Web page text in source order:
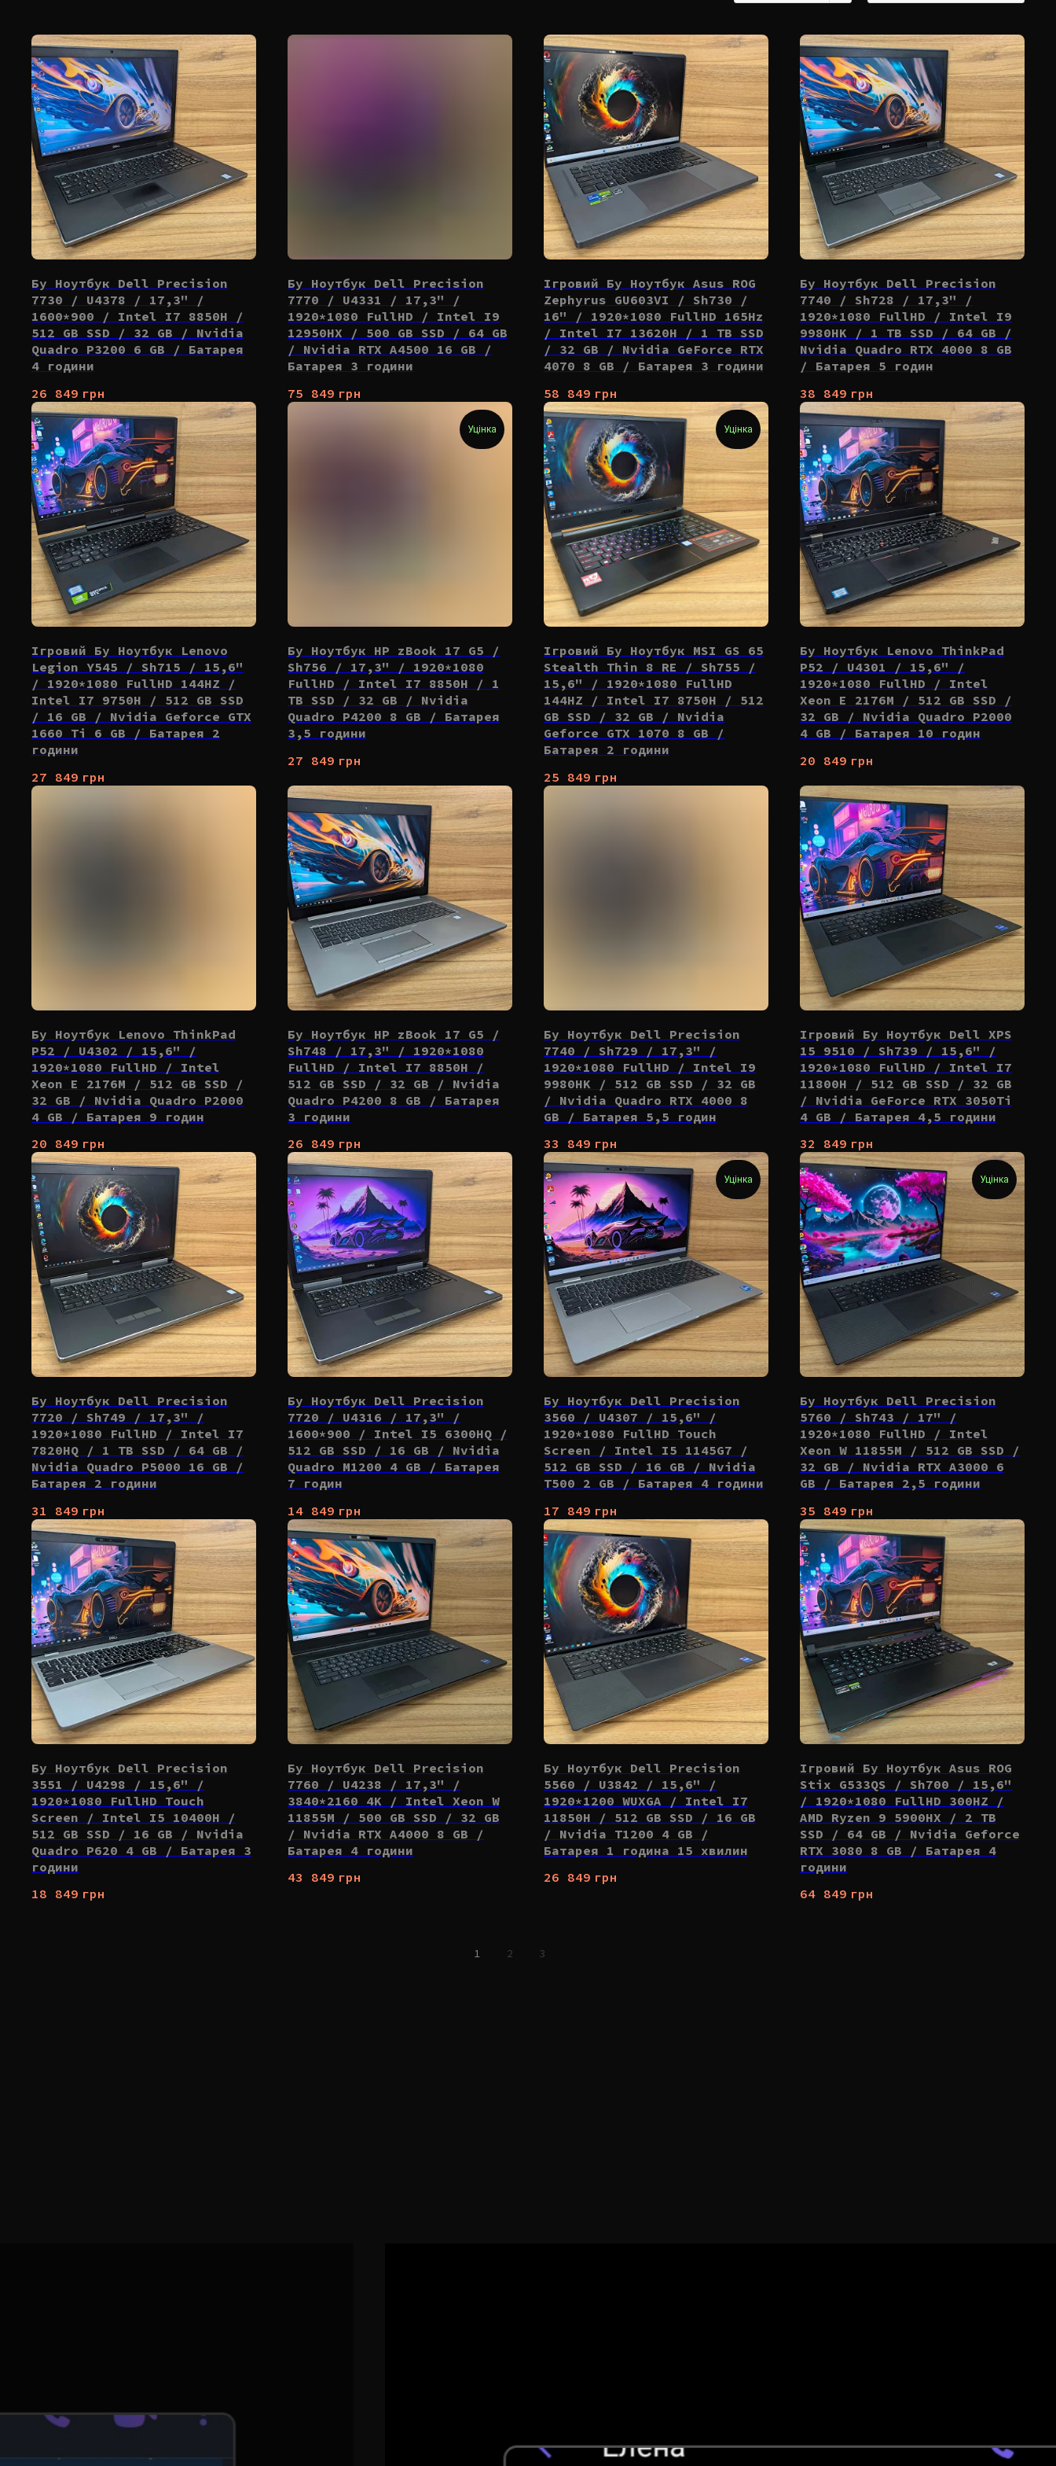
Бу Ноутбук Dell Precision
7730 / U4378 / 17,3" /
1600*900 / Intel I7 8850H /
512 GB SSD / 32 GB / Nvidia
Quadro P3200 6 GB / Батарея
4 години
26 849 грн
Бу Ноутбук Dell Precision
7770 / U4331 / 17,3" /
1920*1080 FullHD / Intel I9
12950HX / 500 GB SSD / 64 GB
/ Nvidia RTX A4500 16 GB /
Батарея 3 години
75 849 грн
Ігровий Бу Ноутбук Asus ROG
Zephyrus GU603VI / Sh730 /
16" / 1920*1080 FullHD 165Hz
/ Intel I7 13620H / 1 TB SSD
/ 32 GB / Nvidia GeForce RTX
4070 8 GB / Батарея 3 години
58 849 грн
Бу Ноутбук Dell Precision
7740 / Sh728 / 17,3" /
1920*1080 FullHD / Intel I9
9980HK / 1 TB SSD / 64 GB /
Nvidia Quadro RTX 4000 8 GB
/ Батарея 5 годин
38 849 грн
Ігровий Бу Ноутбук Lenovo
Legion Y545 / Sh715 / 15,6"
/ 1920*1080 FullHD 144HZ /
Intel I7 9750H / 512 GB SSD
/ 16 GB / Nvidia Geforce GTX
1660 Ti 6 GB / Батарея 2
години
27 849 грн
Уцінка
Бу Ноутбук HP zBook 17 G5 /
Sh756 / 17,3" / 1920*1080
FullHD / Intel I7 8850H / 1
TB SSD / 32 GB / Nvidia
Quadro P4200 8 GB / Батарея
3,5 години
27 849 грн
Уцінка
Ігровий Бу Ноутбук MSI GS 65
Stealth Thin 8 RE / Sh755 /
15,6" / 1920*1080 FullHD
144HZ / Intel I7 8750H / 512
GB SSD / 32 GB / Nvidia
Geforce GTX 1070 8 GB /
Батарея 2 години
25 849 грн
Бу Ноутбук Lenovo ThinkPad
P52 / U4301 / 15,6" /
1920*1080 FullHD / Intel
Xeon E 2176M / 512 GB SSD /
32 GB / Nvidia Quadro P2000
4 GB / Батарея 10 годин
20 849 грн
Бу Ноутбук Lenovo ThinkPad
P52 / U4302 / 15,6" /
1920*1080 FullHD / Intel
Xeon E 2176M / 512 GB SSD /
32 GB / Nvidia Quadro P2000
4 GB / Батарея 9 годин
20 849 грн
Бу Ноутбук HP zBook 17 G5 /
Sh748 / 17,3" / 1920*1080
FullHD / Intel I7 8850H /
512 GB SSD / 32 GB / Nvidia
Quadro P4200 8 GB / Батарея
3 години
26 849 грн
Бу Ноутбук Dell Precision
7740 / Sh729 / 17,3" /
1920*1080 FullHD / Intel I9
9980HK / 512 GB SSD / 32 GB
/ Nvidia Quadro RTX 4000 8
GB / Батарея 5,5 годин
33 849 грн
Ігровий Бу Ноутбук Dell XPS
15 9510 / Sh739 / 15,6" /
1920*1080 FullHD / Intel I7
11800H / 512 GB SSD / 32 GB
/ Nvidia GeForce RTX 3050Ti
4 GB / Батарея 4,5 години
32 849 грн
Бу Ноутбук Dell Precision
7720 / Sh749 / 17,3" /
1920*1080 FullHD / Intel I7
7820HQ / 1 TB SSD / 64 GB /
Nvidia Quadro P5000 16 GB /
Батарея 2 години
31 849 грн
Бу Ноутбук Dell Precision
7720 / U4316 / 17,3" /
1600*900 / Intel I5 6300HQ /
512 GB SSD / 16 GB / Nvidia
Quadro M1200 4 GB / Батарея
7 годин
14 849 грн
Уцінка
Бу Ноутбук Dell Precision
3560 / U4307 / 15,6" /
1920*1080 FullHD Touch
Screen / Intel I5 1145G7 /
512 GB SSD / 16 GB / Nvidia
T500 2 GB / Батарея 4 години
17 849 грн
Уцінка
Бу Ноутбук Dell Precision
5760 / Sh743 / 17" /
1920*1080 FullHD / Intel
Xeon W 11855M / 512 GB SSD /
32 GB / Nvidia RTX A3000 6
GB / Батарея 2,5 години
35 849 грн
Бу Ноутбук Dell Precision
3551 / U4298 / 15,6" /
1920*1080 FullHD Touch
Screen / Intel I5 10400H /
512 GB SSD / 16 GB / Nvidia
Quadro P620 4 GB / Батарея 3
години
18 849 грн
Бу Ноутбук Dell Precision
7760 / U4238 / 17,3" /
3840*2160 4K / Intel Xeon W
11855M / 500 GB SSD / 32 GB
/ Nvidia RTX A4000 8 GB /
Батарея 4 години
43 849 грн
Бу Ноутбук Dell Precision
5560 / U3842 / 15,6" /
1920*1200 WUXGA / Intel I7
11850H / 512 GB SSD / 16 GB
/ Nvidia T1200 4 GB /
Батарея 1 година 15 хвилин
26 849 грн
Ігровий Бу Ноутбук Asus ROG
Stix G533QS / Sh700 / 15,6"
/ 1920*1080 FullHD 300HZ /
AMD Ryzen 9 5900HX / 2 TB
SSD / 64 GB / Nvidia Geforce
RTX 3080 8 GB / Батарея 4
години
64 849 грн
1 2 3